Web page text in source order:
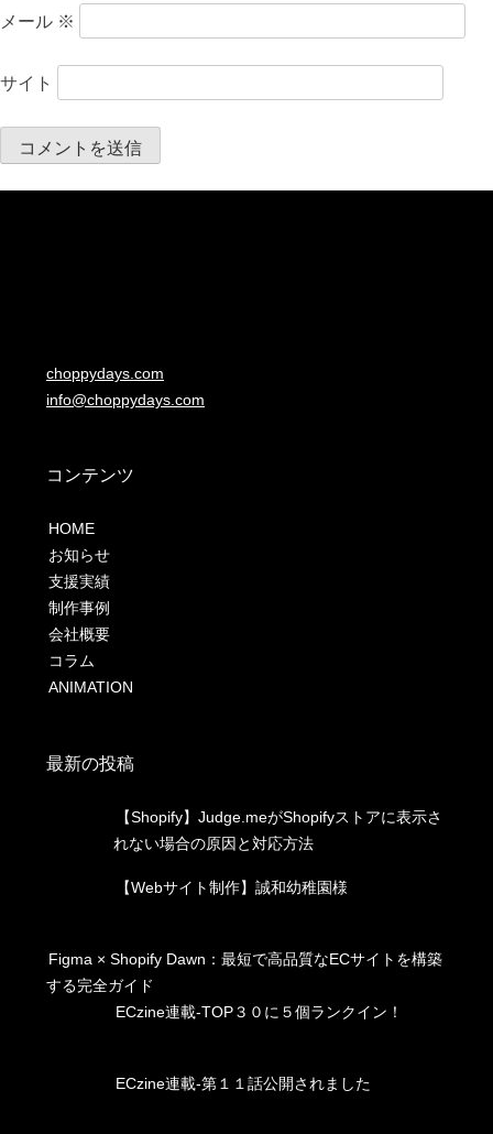
メール ※
サイト
choppydays.com
info@choppydays.com
コンテンツ
HOME
お知らせ
支援実績
制作事例
会社概要
コラム
ANIMATION
最新の投稿
【Shopify】Judge.meがShopifyストアに表示さ
れない場合の原因と対応方法
【Webサイト制作】誠和幼稚園様
Figma × Shopify Dawn：最短で高品質なECサイトを構築
する完全ガイド
ECzine連載-TOP３０に５個ランクイン！
ECzine連載-第１１話公開されました